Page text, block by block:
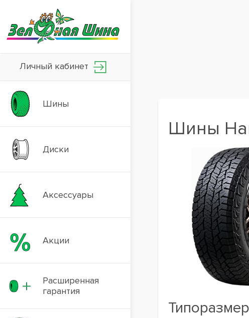
Личный кабинет
Шины
Диски
Аксессуары
Акции
Расширенная
гарантия
Шины